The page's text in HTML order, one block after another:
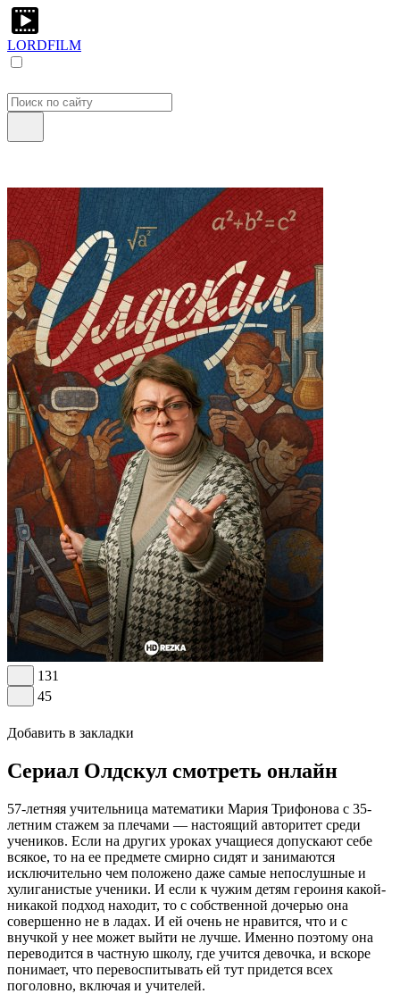
LORDFILM
131
45
Добавить в закладки
Сериал Олдскул смотреть онлайн
57-летняя учительница математики Мария Трифонова с 35-
летним стажем за плечами — настоящий авторитет среди
учеников. Если на других уроках учащиеся допускают себе
всякое, то на ее предмете смирно сидят и занимаются
исключительно чем положено даже самые непослушные и
хулиганистые ученики. И если к чужим детям героиня какой-
никакой подход находит, то с собственной дочерью она
совершенно не в ладах. И ей очень не нравится, что и с
внучкой у нее может выйти не лучше. Именно поэтому она
переводится в частную школу, где учится девочка, и вскоре
понимает, что перевоспитывать ей тут придется всех
поголовно, включая и учителей.